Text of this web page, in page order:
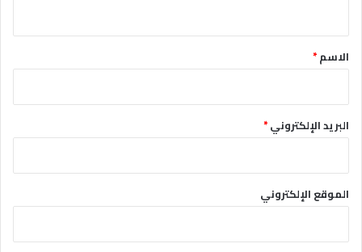
*الاسم*
البريد الإلكتروني*
الموقع الإلكتروني